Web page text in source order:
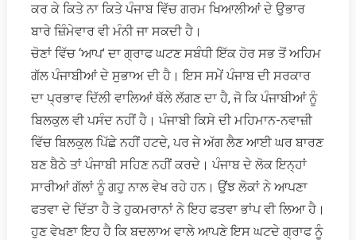
ਕਰ ਕੇ ਕਿਤੇ ਨਾ ਕਿਤੇ ਪੰਜਾਬ ਵਿੱਚ ਗਰਮ ਖਿਆਲੀਆਂ ਦੇ ਉਭਾਰ
ਬਾਰੇ ਜ਼ਿੰਮੇਵਾਰ ਵੀ ਮੰਨੀ ਜਾ ਸਕਦੀ ਹੈ।
ਚੋਣਾਂ ਵਿੱਚ ‘ਆਪ’ ਦਾ ਗ੍ਰਾਫ ਘਟਣ ਸਬੰਧੀ ਇੱਕ ਹੋਰ ਸਭ ਤੋਂ ਅਹਿਮ
ਗੱਲ ਪੰਜਾਬੀਆਂ ਦੇ ਸੁਭਾਅ ਦੀ ਹੈ। ਇਸ ਸਮੇਂ ਪੰਜਾਬ ਦੀ ਸਰਕਾਰ
ਦਾ ਪ੍ਰਭਾਵ ਦਿੱਲੀ ਵਾਲਿਆਂ ਥੱਲੇ ਲੱਗਣ ਦਾ ਹੈ, ਜੋ ਕਿ ਪੰਜਾਬੀਆਂ ਨੂੰ
ਬਿਲਕੁਲ ਵੀ ਪਸੰਦ ਨਹੀਂ ਹੈ। ਪੰਜਾਬੀ ਕਿਸੇ ਦੀ ਮਹਿਮਾਨ-ਨਵਾਜ਼ੀ
ਵਿੱਚ ਬਿਲਕੁਲ ਪਿੱਛੇ ਨਹੀਂ ਹਟਦੇ, ਪਰ ਜੇ ਅੱਗ ਲੈਣ ਆਈ ਘਰ ਬਾਰਣ
ਬਣ ਬੈਠੇ ਤਾਂ ਪੰਜਾਬੀ ਸਹਿਣ ਨਹੀਂ ਕਰਦੇ। ਪੰਜਾਬ ਦੇ ਲੋਕ ਇਨ੍ਹਾਂ
ਸਾਰੀਆਂ ਗੱਲਾਂ ਨੂੰ ਗਹੁ ਨਾਲ ਵੇਖ ਰਹੇ ਹਨ। ਉਂਝ ਲੋਕਾਂ ਨੇ ਆਪਣਾ
ਫਤਵਾ ਦੇ ਦਿੱਤਾ ਹੈ ਤੇ ਹੁਕਮਰਾਨਾਂ ਨੇ ਇਹ ਫਤਵਾ ਭਾਂਪ ਵੀ ਲਿਆ ਹੈ।
ਹੁਣ ਵੇਖਣਾ ਇਹ ਹੈ ਕਿ ਬਦਲਾਅ ਵਾਲੇ ਆਪਣੇ ਇਸ ਘਟਦੇ ਗ੍ਰਾਫ ਨੂੰ